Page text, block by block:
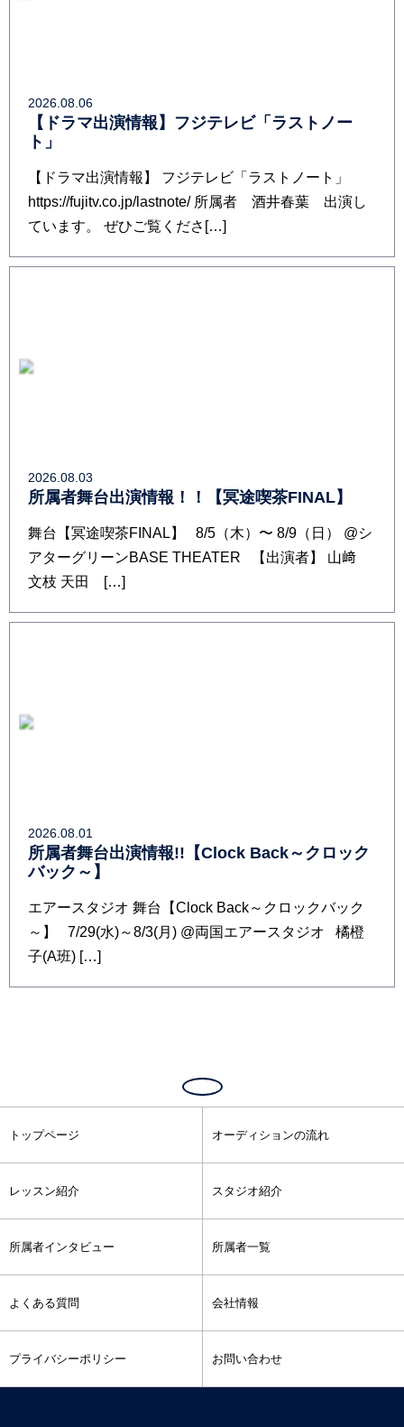
2026.08.06
【ドラマ出演情報】フジテレビ「ラストノー
ト」
【ドラマ出演情報】 フジテレビ「ラストノート」
https://fujitv.co.jp/lastnote/ 所属者 酒井春葉 出演し
ています。 ぜひご覧くださ[…]
2026.08.03
所属者舞台出演情報！！【冥途喫茶FINAL】
舞台【冥途喫茶FINAL】 8/5（木）〜 8/9（日） @シ
アターグリーンBASE THEATER 【出演者】 山﨑
文枝 天田 […]
2026.08.01
所属者舞台出演情報!!【Clock Back～クロック
バック～】
エアースタジオ 舞台【Clock Back～クロックバック
～】 7/29(水)～8/3(月) @両国エアースタジオ 橘橙
子(A班) […]
トップページ オーディションの流れ
レッスン紹介 スタジオ紹介
所属者インタビュー 所属者一覧
よくある質問 会社情報
プライバシーポリシー お問い合わせ